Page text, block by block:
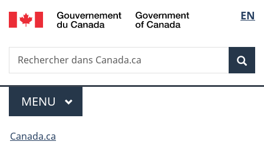
Passer
au
principal
Passer
à
Au
du
Passer
à
version
simplifiée
de
la
EN
Recherche
Rechercher
dans
Menu
MENU PRINCIPAL
Vous
Canada.ca